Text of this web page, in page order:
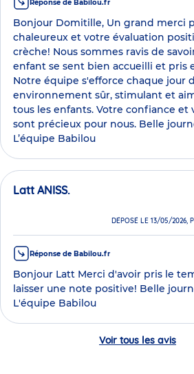
Réponse de Babilou.fr
Bonjour Domitille, Un grand merci
chaleureux et votre évaluation
crèche! Nous sommes ravis de
enfant se sent bien accueilli et pris
Notre équipe s'efforce chaque jour
environnement sûr, stimulant et
tous les enfants. Votre confiance et
sont précieux pour nous. Belle
L’équipe Babilou
Latt ANISS.
DÉPOSÉ LE 13/05/2026,
Réponse de Babilou.fr
Bonjour Latt Merci d'avoir pris le
laisser une note positive! Belle
L'équipe Babilou
Voir tous les avis